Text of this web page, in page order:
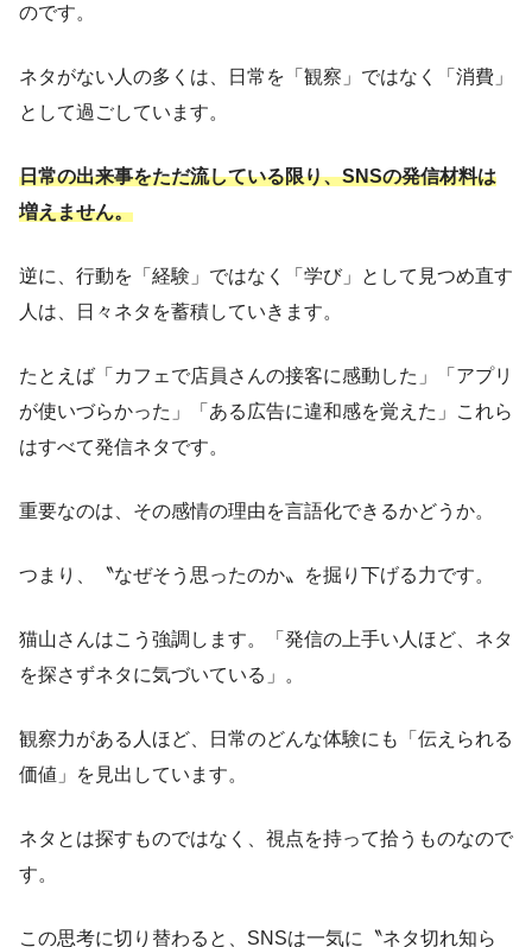
のです。
ネタがない人の多くは、日常を「観察」ではなく「消費」
として過ごしています。
日常の出来事をただ流している限り、SNSの発信材料は
増えません。
逆に、行動を「経験」ではなく「学び」として見つめ直す
人は、日々ネタを蓄積していきます。
たとえば「カフェで店員さんの接客に感動した」「アプリ
が使いづらかった」「ある広告に違和感を覚えた」これら
はすべて発信ネタです。
重要なのは、その感情の理由を言語化できるかどうか。
つまり、〝なぜそう思ったのか〟を掘り下げる力です。
猫山さんはこう強調します。「発信の上手い人ほど、ネタ
を探さずネタに気づいている」。
観察力がある人ほど、日常のどんな体験にも「伝えられる
価値」を見出しています。
ネタとは探すものではなく、視点を持って拾うものなので
す。
この思考に切り替わると、SNSは一気に〝ネタ切れ知ら